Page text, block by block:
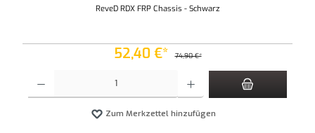
ReveD RDX FRP Chassis - Schwarz
52,40 €* 74,90 €*
Zum Merkzettel hinzufügen